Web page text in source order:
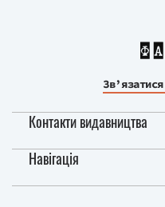
Контакти видавництва
Навігація